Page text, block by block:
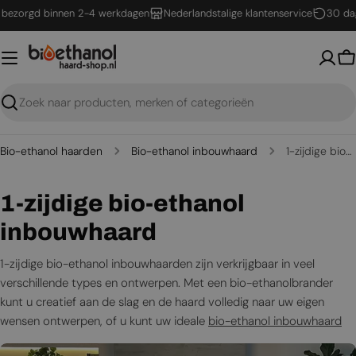
Ga
naar
inhoud
binnen 2-4 werkdagen Nederlandstalige klantenservice 30 dagen
Zoeken
Bio-ethanol haarden Bio-ethanol inbouwhaard 1-zijdige bio-ethanol inbouwhaard
C
o
l
l
e
c
1-zijdige bio-ethanol
inbouwhaard
1-zijdige bio-ethanol inbouwhaarden zijn verkrijgbaar in veel
verschillende types en ontwerpen. Met een bio-ethanolbrander
kunt u creatief aan de slag en de haard volledig naar uw eigen
wensen ontwerpen, of u kunt uw ideale bio-ethanol inbouwhaard
vinden binnen ons brede assortiment.